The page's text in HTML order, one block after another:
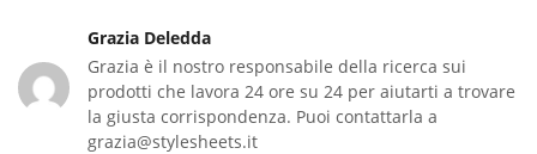
Grazia Deledda
Grazia è il nostro responsabile della ricerca sui
prodotti che lavora 24 ore su 24 per aiutarti a trovare
la giusta corrispondenza. Puoi contattarla a
grazia@stylesheets.it